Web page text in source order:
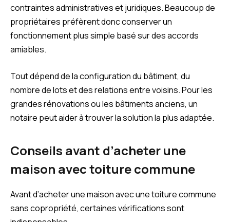
contraintes administratives et juridiques. Beaucoup de
propriétaires préfèrent donc conserver un
fonctionnement plus simple basé sur des accords
amiables.
Tout dépend de la configuration du bâtiment, du
nombre de lots et des relations entre voisins. Pour les
grandes rénovations ou les bâtiments anciens, un
notaire peut aider à trouver la solution la plus adaptée.
Conseils avant d’acheter une
maison avec toiture commune
Avant d’acheter une maison avec une toiture commune
sans copropriété, certaines vérifications sont